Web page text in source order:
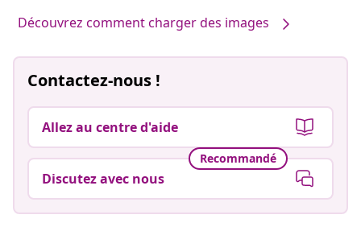
Découvrez comment charger des images
Contactez-nous !
Allez au centre d'aide
Recommandé
Discutez avec nous